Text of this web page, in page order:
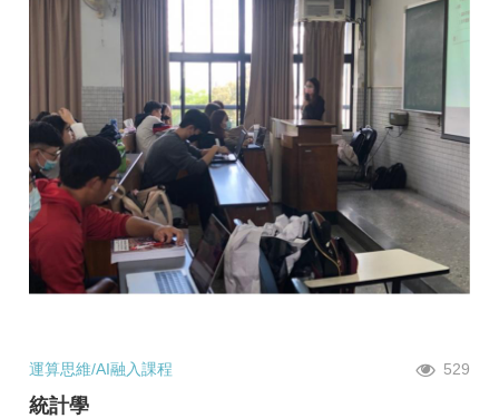
運算思維/AI融入課程 529
統計學